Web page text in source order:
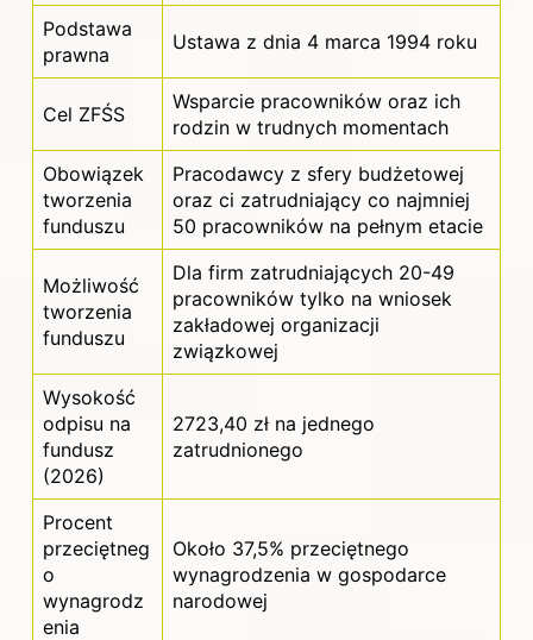
Podstawa
prawna
Ustawa z dnia 4 marca 1994 roku
Cel ZFŚS
Wsparcie pracowników oraz ich
rodzin w trudnych momentach
Obowiązek
tworzenia
funduszu
Pracodawcy z sfery budżetowej
oraz ci zatrudniający co najmniej
50 pracowników na pełnym etacie
Możliwość
tworzenia
funduszu
Dla firm zatrudniających 20-49
pracowników tylko na wniosek
zakładowej organizacji
związkowej
Wysokość
odpisu na
fundusz
(2026)
2723,40 zł na jednego
zatrudnionego
Procent
przeciętneg
o
wynagrodz
enia
Około 37,5% przeciętnego
wynagrodzenia w gospodarce
narodowej